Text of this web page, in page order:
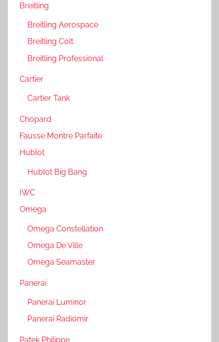
Breitling
Breitling Aerospace
Breitling Colt
Breitling Professional
Cartier
Cartier Tank
Chopard
Fausse Montre Parfaite
Hublot
Hublot Big Bang
IWC
Omega
Omega Constellation
Omega De Ville
Omega Seamaster
Panerai
Panerai Luminor
Panerai Radiomir
Patek Philippe